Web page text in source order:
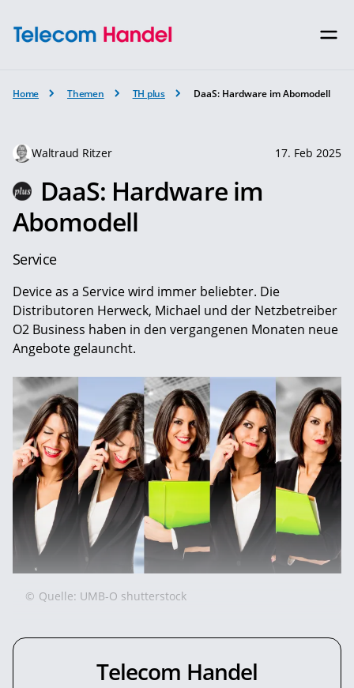
Home Themen TH plus DaaS: Hardware im Abomodell
Waltraud Ritzer 17. Feb 2025
DaaS: Hardware im
Abomodell
Service
Device as a Service wird immer beliebter. Die
Distributoren Herweck, Michael und der Netzbetreiber
O2 Business haben in den vergangenen Monaten neue
Angebote ­gelauncht.
© Quelle: UMB-O shutterstock
Telecom Handel